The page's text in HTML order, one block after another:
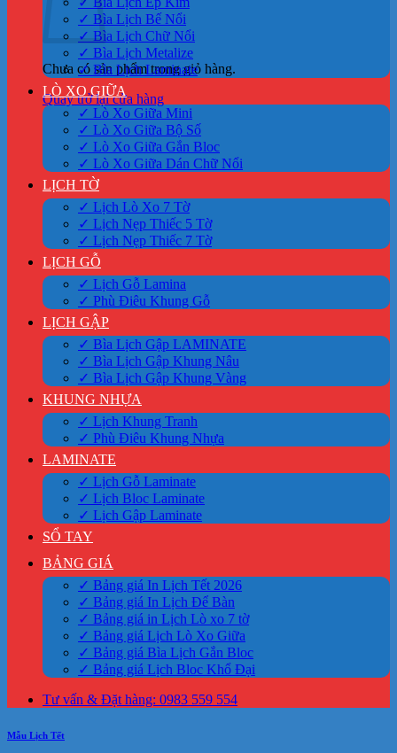
Chưa có sản phẩm trong giỏ hàng.
Quay trở lại cửa hàng
✓ Bìa Lịch Bế Nổi
✓ Bìa Lịch Chữ Nổi
✓ Bìa Lịch Metalize
✓ Bìa Lịch Laminate
LÒ XO GIỮA
✓ Lò Xo Giữa Mini
✓ Lò Xo Giữa Bộ Số
✓ Lò Xo Giữa Gắn Bloc
✓ Lò Xo Giữa Dán Chữ Nổi
LỊCH TỜ
✓ Lịch Lò Xo 7 Tờ
✓ Lịch Nẹp Thiếc 5 Tờ
✓ Lịch Nẹp Thiếc 7 Tờ
LỊCH GỖ
✓ Lịch Gỗ Lamina
✓ Phù Điêu Khung Gỗ
LỊCH GẬP
✓ Bìa Lịch Gập LAMINATE
✓ Bìa Lịch Gập Khung Nâu
✓ Bìa Lịch Gập Khung Vàng
KHUNG NHỰA
✓ Lịch Khung Tranh
✓ Phù Điêu Khung Nhựa
LAMINATE
✓ Lịch Gỗ Laminate
✓ Lịch Bloc Laminate
✓ Lịch Gập Laminate
SỔ TAY
BẢNG GIÁ
✓ Bảng giá In Lịch Tết 2026
✓ Bảng giá In Lịch Để Bàn
✓ Bảng giá in Lịch Lò xo 7 tờ
✓ Bảng giá Lịch Lò Xo Giữa
✓ Bảng giá Bìa Lịch Gắn Bloc
✓ Bảng giá Lịch Bloc Khổ Đại
Tư vấn & Đặt hàng: 0983 559 554
Mẫu Lịch Tết